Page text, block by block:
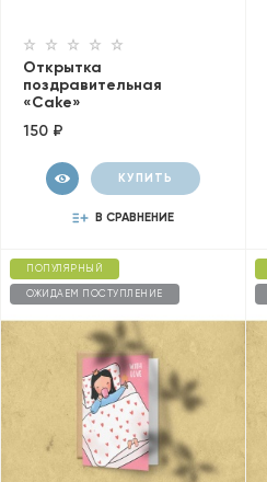
Открытка
поздравительная
«Cake»
150 ₽
КУПИТЬ
В СРАВНЕНИЕ
ПОПУЛЯРНЫЙ
ОЖИДАЕМ ПОСТУПЛЕНИЕ